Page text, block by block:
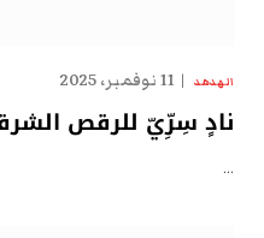
الهدهد 11 نوفمبر، 2025
نادٍ سِرِّيّ للرقص
…